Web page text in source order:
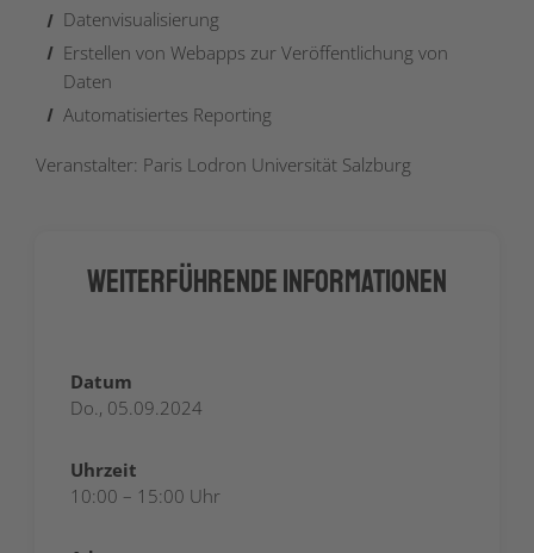
Datenvisualisierung
Erstellen von Webapps zur Veröffentlichung von
Daten
Automatisiertes Reporting
Veranstalter: Paris Lodron Universität Salzburg
Weiterführende Informationen
Datum
Do., 05.09.2024
Uhrzeit
10:00 – 15:00 Uhr